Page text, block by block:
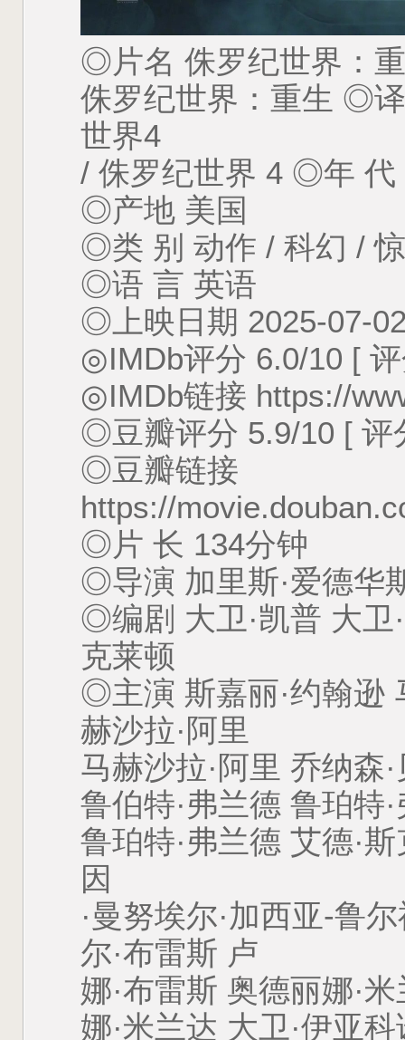
◎片名 侏罗纪世界：
侏罗纪世界：重生 ◎
世界4
/ 侏罗纪世界 4 ◎年 代
◎产地 美国
◎类 别 动作 / 科幻 /
◎语 言 英语
◎上映日期 2025-07-
◎IMDb评分 6.0/10 [
◎IMDb链接 https://
◎豆瓣评分 5.9/10 [ 评
◎豆瓣链接
https://
◎片 长 134分钟
◎导演 加里斯·爱德华
◎编剧 大卫·凯普 大卫
克莱顿
◎主演 斯嘉丽·约翰逊
赫沙拉·阿里
马赫沙拉·阿里 乔纳森
鲁伯特·弗兰德 鲁珀特
鲁珀特·弗兰德 艾德·
因
·曼努埃尔·加西亚-鲁
尔·布雷斯 卢
娜·布雷斯 奥德丽娜·
娜·米兰达 大卫·伊亚